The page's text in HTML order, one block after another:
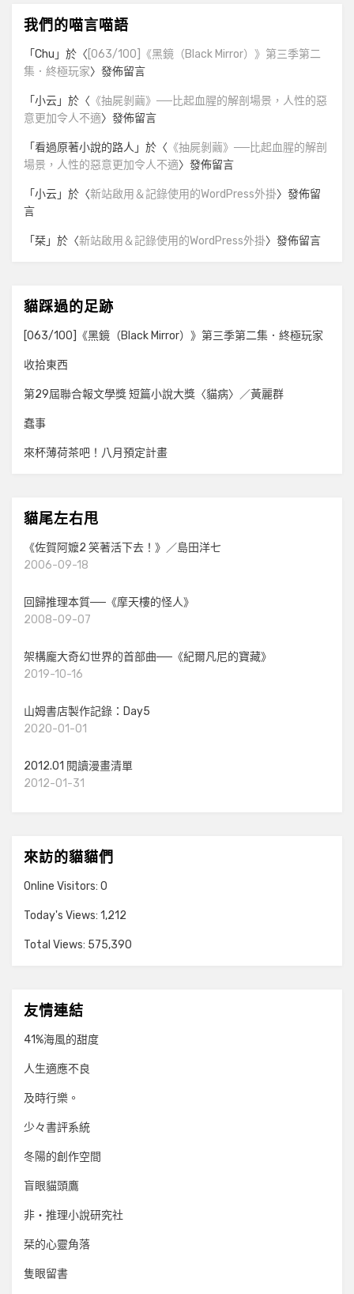
我們的喵言喵語
「Chu 」於〈 [063/100]《黑鏡（Black Mirror）》第三季第二
集．終極玩家〉發佈留言
「小云」於〈 《抽屍剝繭》──比起血腥的解剖場景，人性的惡
意更加令人不適〉發佈留言
「看過原著小說的路人 」於〈 《抽屍剝繭》──比起血腥的解剖
場景，人性的惡意更加令人不適〉發佈留言
「小云」於〈新站啟用＆記錄使用的WordPress外掛〉發佈留
言
「栞」於〈新站啟用＆記錄使用的WordPress外掛〉發佈留言
貓踩過的足跡
[063/100]《黑鏡（Black Mirror）》第三季第二集．終極玩家
收拾東西
第29屆聯合報文學獎 短篇小說大獎〈貓病〉／黃麗群
蠢事
來杯薄荷茶吧！八月預定計畫
貓尾左右甩
《佐賀阿嬤2 笑著活下去！》／島田洋七
2006-09-18
回歸推理本質──《摩天樓的怪人》
2008-09-07
架構龐大奇幻世界的首部曲──《紀爾凡尼的寶藏》
2019-10-16
山姆書店製作記錄：Day5
2020-01-01
2012.01 閱讀漫畫清單
2012-01-31
來訪的貓貓們
Online Visitors: 0
Today's Views: 1,212
Total Views: 575,390
友情連結
41%海風的甜度
人生適應不良
及時行樂。
少々書評系統
冬陽的創作空間
盲眼貓頭鷹
非‧推理小說研究社
栞的心靈角落
隻眼留書